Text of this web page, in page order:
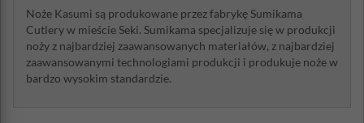
Noże Kasumi są produkowane przez fabrykę Sumikama
Cutlery w mieście Seki. Sumikama specjalizuje się w produkcji
noży z najbardziej zaawansowanych materiałów, z najbardziej
zaawansowanymi technologiami produkcji i produkuje noże w
bardzo wysokim standardzie.